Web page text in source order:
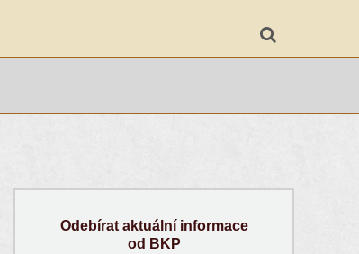
Odebírat aktuální informace
od BKP